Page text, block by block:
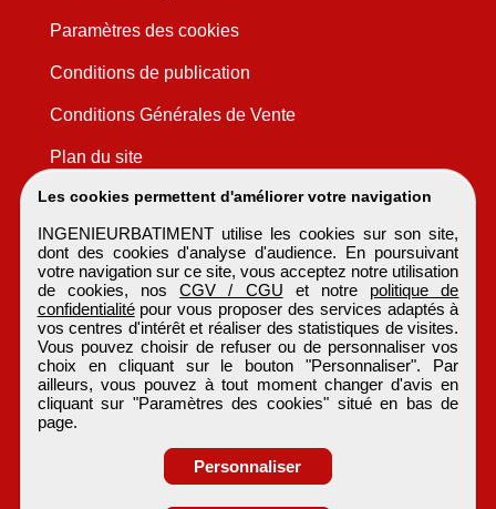
Les cookies permettent d'améliorer votre navigation
INGENIEURBATIMENT utilise les cookies sur son site,
dont des cookies d'analyse d'audience. En poursuivant
votre navigation sur ce site, vous acceptez notre utilisation
de cookies, nosCGV / CGU et notre politique de
confidentialitépour vous proposer des services adaptés à
vos centres d'intérêt et réaliser des statistiques de visites.
Vous pouvez choisir de refuser ou de personnaliser vos
choix en cliquant sur le bouton "Personnaliser". Par
ailleurs, vous pouvez à tout moment changer d'avis en
cliquant sur "Paramètres des cookies" situé en bas de
page.
Personnaliser
Paramètres des cookies
Conditions de publication
Conditions Générales de Vente
Plan du site